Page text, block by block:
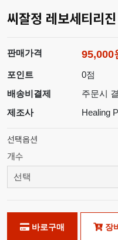
씨잘정 레보세티리
판매가격 95,000
포인트
0점
배송비결제
주문시
제조사
Healing
선택옵션
개수
바로구매 장